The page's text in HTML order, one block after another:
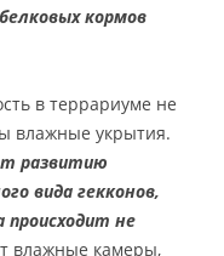
кормов
в террариуме не
влажные укрытия.
развитию
вида гекконов,
происходит не
влажные камеры,